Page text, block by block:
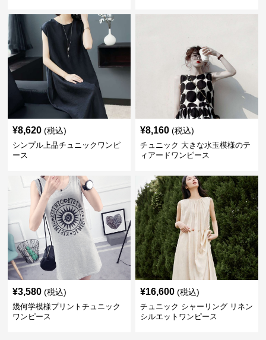
¥8,620 (税込)
シンプル上品チュニックワンピ
ース
¥8,160 (税込)
チュニック 大きな水玉模様のテ
ィアードワンピース
¥3,580 (税込)
幾何学模様プリントチュニック
ワンピース
¥16,600 (税込)
チュニック シャーリング リネン
シルエットワンピース